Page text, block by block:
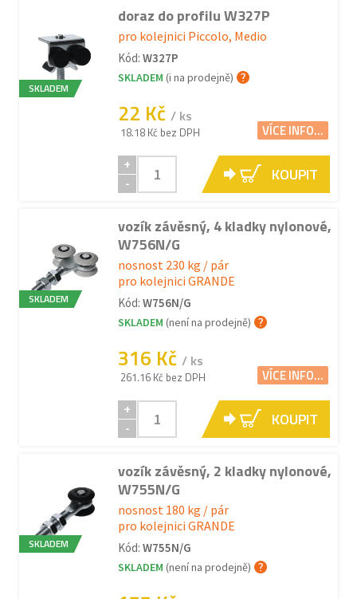
SKLADEM
doraz do profilu W327P
pro kolejnici Piccolo, Medio
Kód: W327P
SKLADEM (i na prodejně)
22 Kč / ks
18.18 Kč bez DPH VÍCE INFO...
+
-
KOUPIT
SKLADEM
vozík závěsný, 4 kladky nylonové,
W756N/G
nosnost 230 kg / pár
pro kolejnici GRANDE
Kód: W756N/G
SKLADEM (není na prodejně)
316 Kč / ks
261.16 Kč bez DPH VÍCE INFO...
+
-
KOUPIT
SKLADEM
vozík závěsný, 2 kladky nylonové,
W755N/G
nosnost 180 kg / pár
pro kolejnici GRANDE
Kód: W755N/G
SKLADEM (není na prodejně)